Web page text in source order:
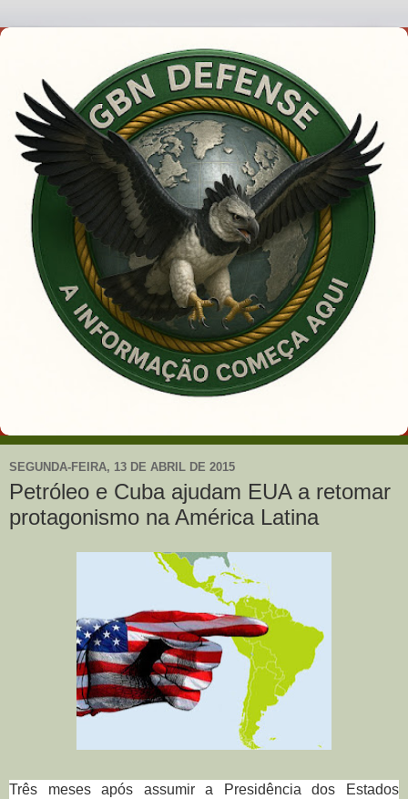
SEGUNDA-FEIRA, 13 DE ABRIL DE 2015
Petróleo e Cuba ajudam EUA a retomar
protagonismo na América Latina
Três meses após assumir a Presidência dos Estados